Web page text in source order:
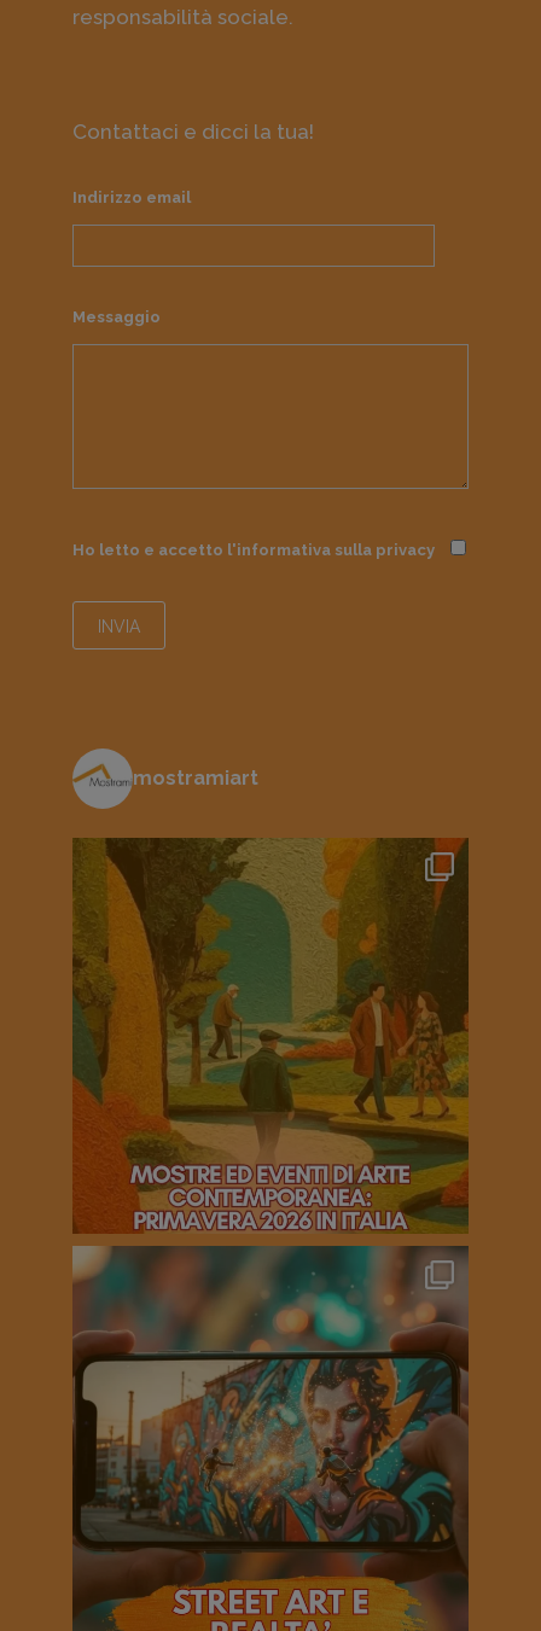
responsabilità sociale.
Contattaci e dicci la tua!
Indirizzo email
Messaggio
Ho letto e accetto l'informativa sulla privacy
mostramiart